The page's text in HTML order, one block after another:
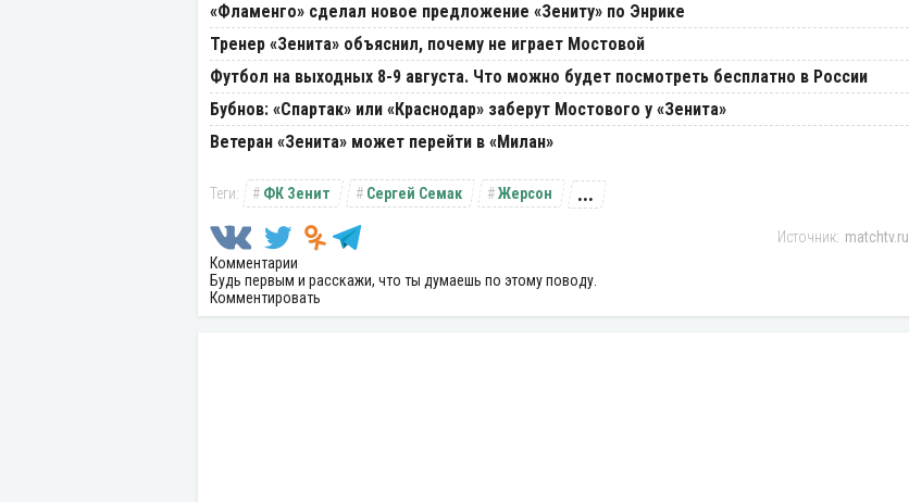
«Фламенго» сделал новое предложение «Зениту» по Энрике
Тренер «Зенита» объяснил, почему не играет Мостовой
Футбол на выходных 8-9 августа. Что можно будет посмотреть бесплатно в России
Бубнов: «Спартак» или «Краснодар» заберут Мостового у «Зенита»
Ветеран «Зенита» может перейти в «Милан»
ФК Зенит Сергей Семак Жерсон ...
matchtv.ru
Комментарии
Будь первым и расскажи, что ты думаешь по этому поводу.
Комментировать